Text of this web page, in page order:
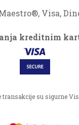
Visa,
kreditnim
transakcije su sigurne